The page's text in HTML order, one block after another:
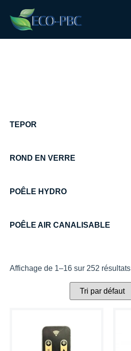
TEPOR
ROND EN VERRE
POÊLE HYDRO
POÊLE AIR CANALISABLE
Affichage de 1–16 sur 252 résultats